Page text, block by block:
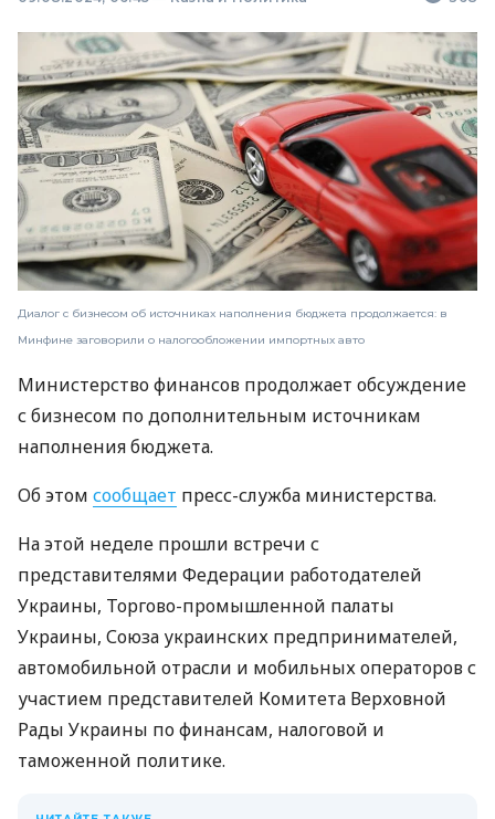
Диалог с бизнесом об источниках наполнения бюджета продолжается: в
Минфине заговорили о налогообложении импортных авто
Министерство финансов продолжает обсуждение
с бизнесом по дополнительным источникам
наполнения бюджета.
Об этом сообщает пресс-служба министерства.
На этой неделе прошли встречи с
представителями Федерации работодателей
Украины, Торгово-промышленной палаты
Украины, Союза украинских предпринимателей,
автомобильной отрасли и мобильных операторов с
участием представителей Комитета Верховной
Рады Украины по финансам, налоговой и
таможенной политике.